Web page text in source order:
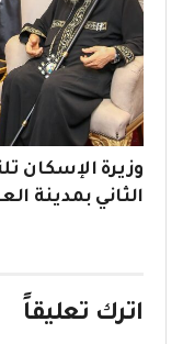
وزيرة الإسكان
الثاني بمدينة
اترك تعليقاً